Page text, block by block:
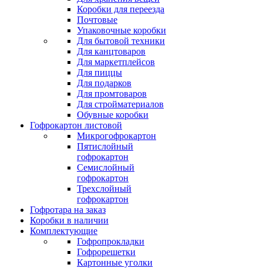
Коробки для переезда
Почтовые
Упаковочные коробки
Для бытовой техники
Для канцтоваров
Для маркетплейсов
Для пиццы
Для подарков
Для промтоваров
Для стройматериалов
Обувные коробки
Гофрокартон листовой
Микрогофрокартон
Пятислойный
гофрокартон
Семислойный
гофрокартон
Трехслойный
гофрокартон
Гофротара на заказ
Коробки в наличии
Комплектующие
Гофропрокладки
Гофрорешетки
Картонные уголки